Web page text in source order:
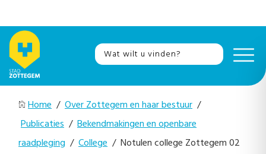
Home / Over Zottegem en haar bestuur /
Publicaties / Bekendmakingen en openbare
raadpleging / College / Notulen college Zottegem 02